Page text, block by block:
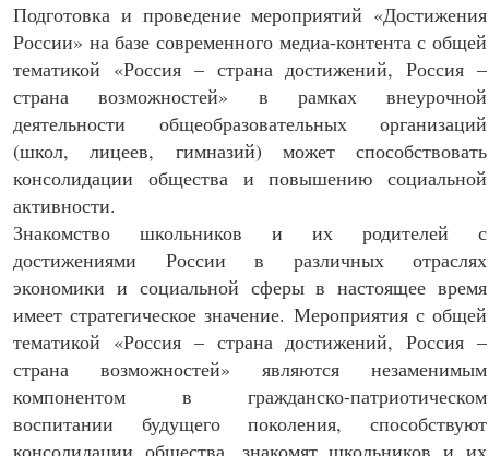
Подготовка и проведение мероприятий «Достижения
России» на базе современного медиа-контента с общей
тематикой «Россия – страна достижений, Россия –
страна возможностей» в рамках внеурочной
деятельности общеобразовательных организаций
(школ, лицеев, гимназий) может способствовать
консолидации общества и повышению социальной
активности.
Знакомство школьников и их родителей с
достижениями России в различных отраслях
экономики и социальной сферы в настоящее время
имеет стратегическое значение. Мероприятия с общей
тематикой «Россия – страна достижений, Россия –
страна возможностей» являются незаменимым
компонентом в гражданско-патриотическом
воспитании будущего поколения, способствуют
консолидации общества, знакомят школьников и их